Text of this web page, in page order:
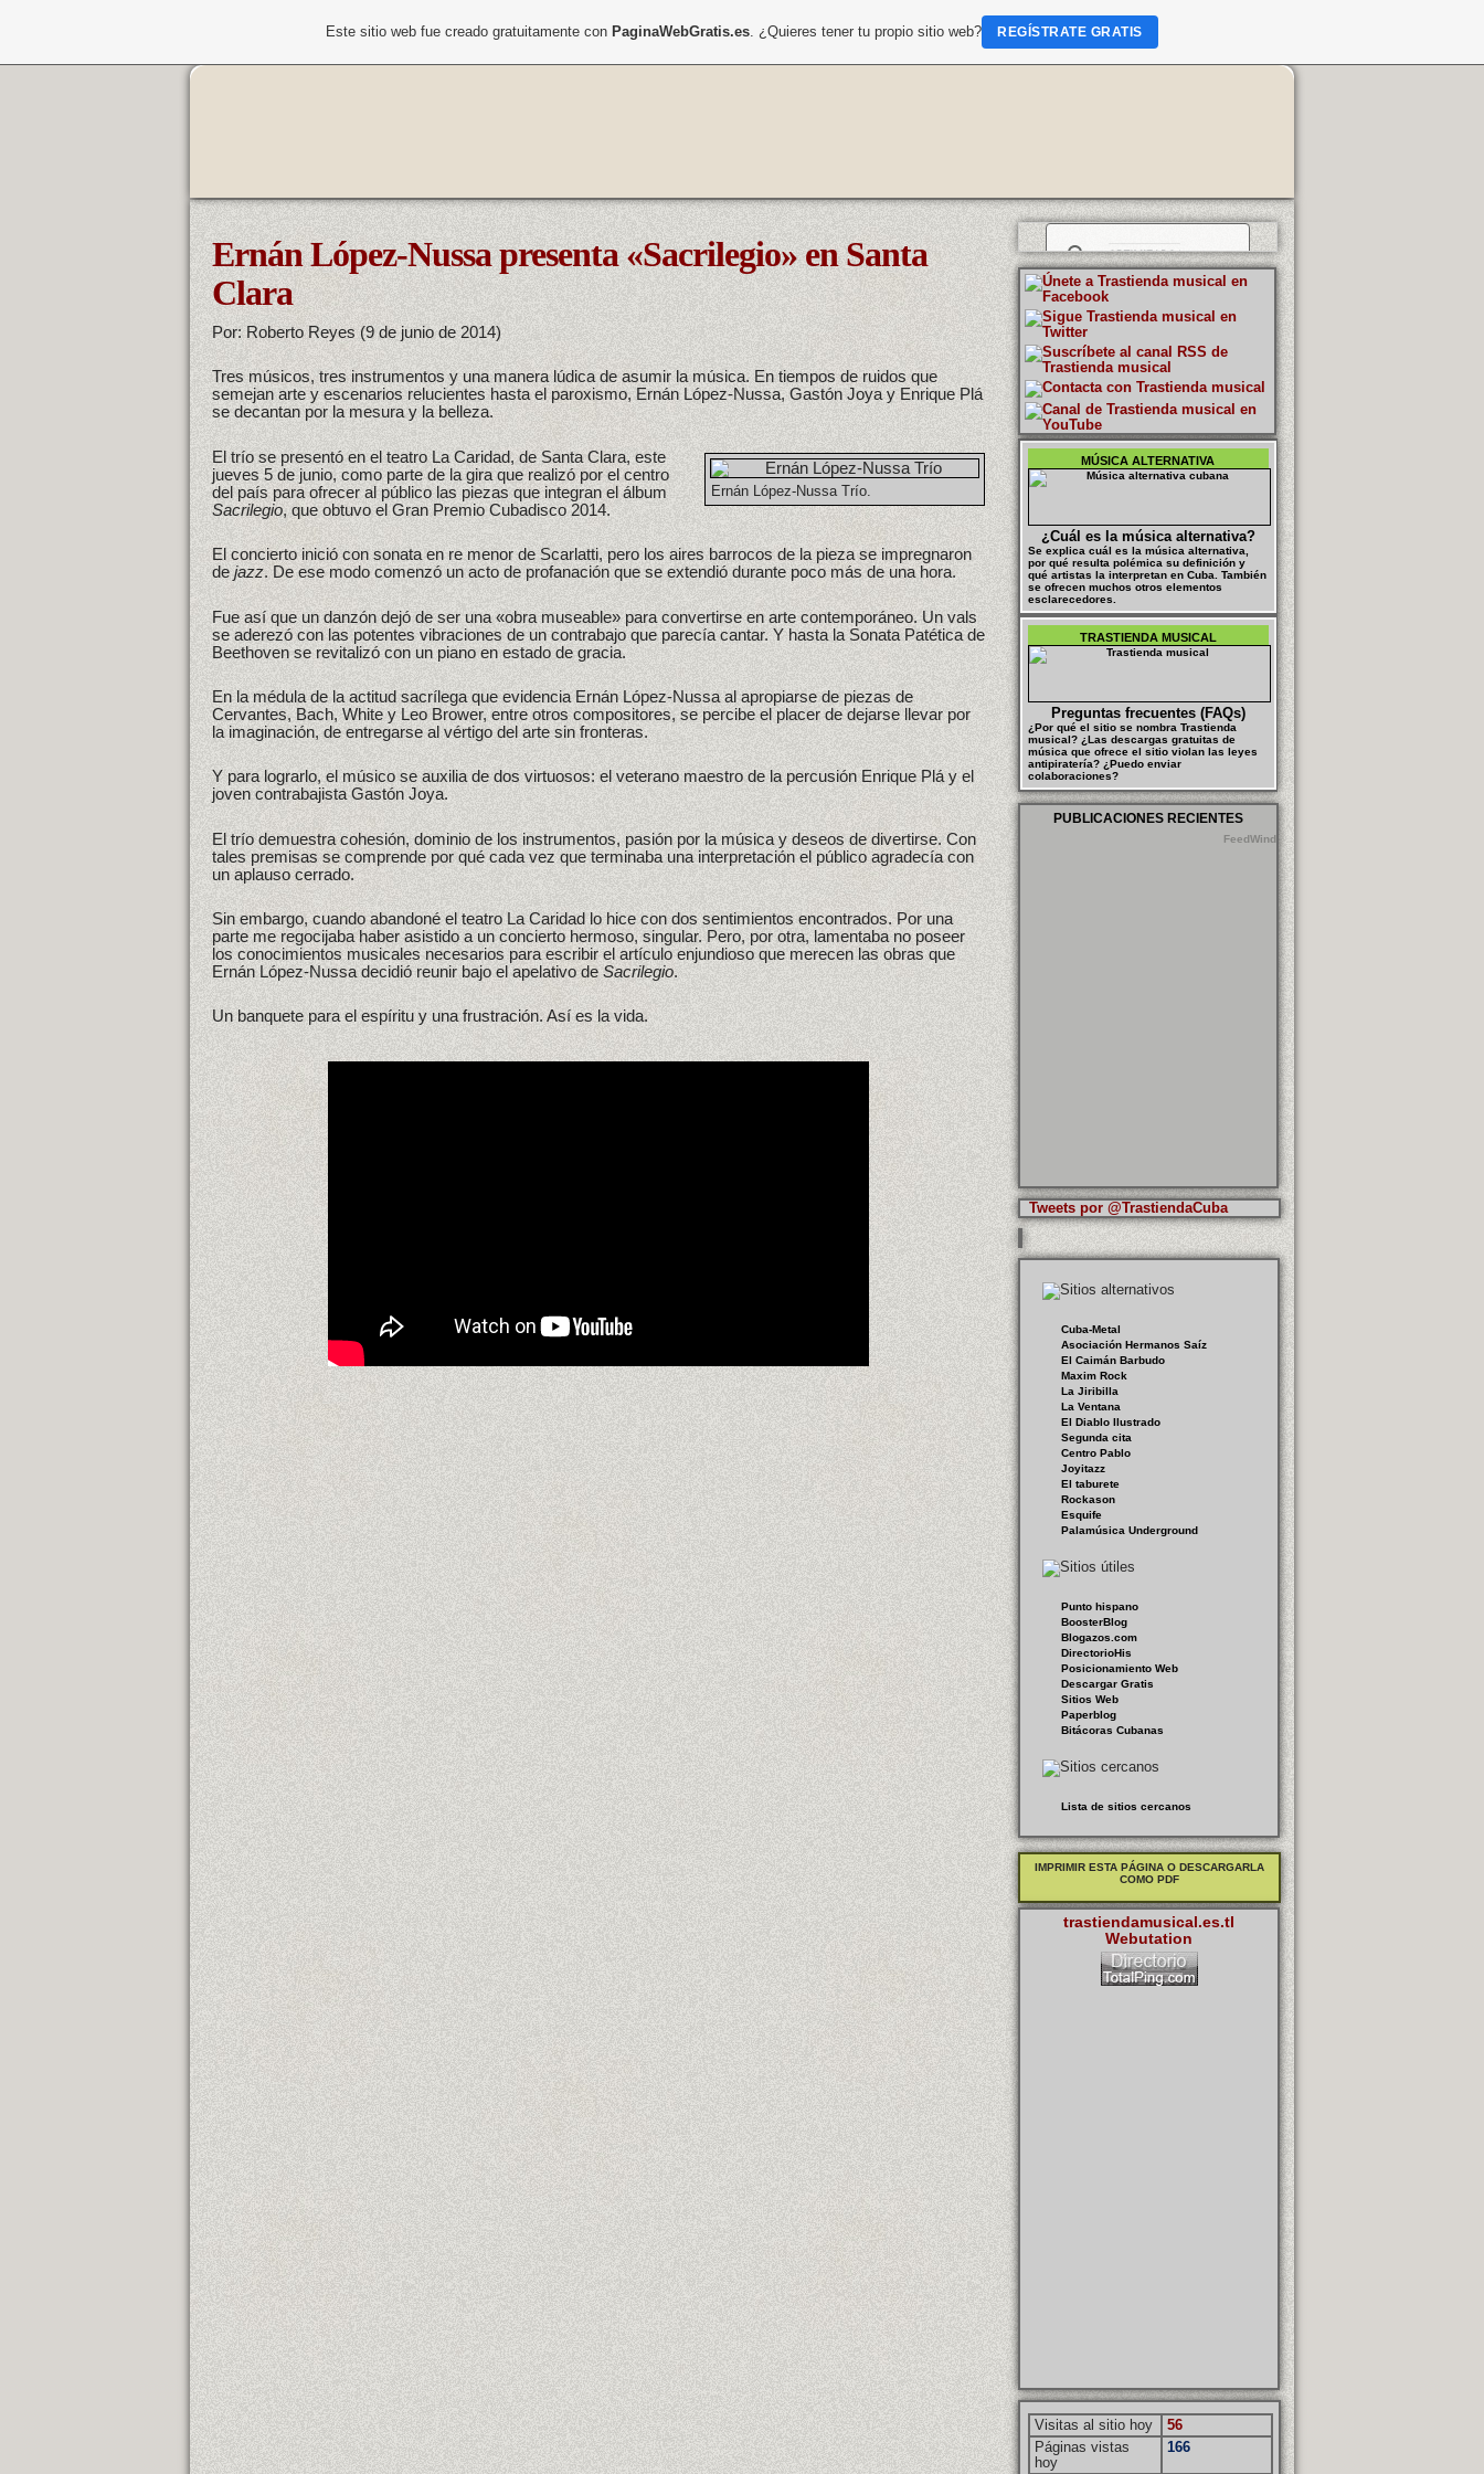
Ernán López-Nussa presenta «Sacrilegio» en Santa
Clara
Por: Roberto Reyes (9 de junio de 2014)
Tres músicos, tres instrumentos y una manera lúdica de asumir la música. En tiempos de ruidos que
semejan arte y escenarios relucientes hasta el paroxismo, Ernán López-Nussa, Gastón Joya y Enrique Plá
se decantan por la mesura y la belleza.
Ernán López-Nussa Trío.
El trío se presentó en el teatro La Caridad, de Santa Clara, este
jueves 5 de junio, como parte de la gira que realizó por el centro
del país para ofrecer al público las piezas que integran el álbum
Sacrilegio, que obtuvo el Gran Premio Cubadisco 2014.
El concierto inició con sonata en re menor de Scarlatti, pero los aires barrocos de la pieza se impregnaron
dejazz. De ese modo comenzó un acto de profanación que se extendió durante poco más de una hora.
Fue así que un danzón dejó de ser una «obra museable» para convertirse en arte contemporáneo. Un vals
se aderezó con las potentes vibraciones de un contrabajo que parecía cantar. Y hasta la Sonata Patética de
Beethoven se revitalizó con un piano en estado de gracia.
En la médula de la actitud sacrílega que evidencia Ernán López-Nussa al apropiarse de piezas de
Cervantes, Bach, White y Leo Brower, entre otros compositores, se percibe el placer de dejarse llevar por
la imaginación, de entregarse al vértigo del arte sin fronteras.
Y para lograrlo, el músico se auxilia de dos virtuosos: el veterano maestro de la percusión Enrique Plá y el
joven contrabajista Gastón Joya.
El trío demuestra cohesión, dominio de los instrumentos, pasión por la música y deseos de divertirse. Con
tales premisas se comprende por qué cada vez que terminaba una interpretación el público agradecía con
un aplauso cerrado.
Sin embargo, cuando abandoné el teatro La Caridad lo hice con dos sentimientos encontrados. Por una
parte me regocijaba haber asistido a un concierto hermoso, singular. Pero, por otra, lamentaba no poseer
los conocimientos musicales necesarios para escribir el artículo enjundioso que merecen las obras que
Ernán López-Nussa decidió reunir bajo el apelativo deSacrilegio.
Un banquete para el espíritu y una frustración. Así es la vida.
MÚSICA ALTERNATIVA
¿Cuál es la música alternativa?
Se explica cuál es la música alternativa,
por qué resulta polémica su definición y
qué artistas la interpretan en Cuba. También
se ofrecen muchos otros elementos
esclarecedores.
TRASTIENDA MUSICAL
Preguntas frecuentes (FAQs)
¿Por qué el sitio se nombra Trastienda
musical? ¿Las descargas gratuitas de
música que ofrece el sitio violan las leyes
antipiratería? ¿Puedo enviar
colaboraciones?
PUBLICACIONES RECIENTES
FeedWind
Tweets por @TrastiendaCuba
Cuba-Metal
Asociación Hermanos Saíz
El Caimán Barbudo
Maxim Rock
La Jiribilla
La Ventana
El Diablo Ilustrado
Segunda cita
Centro Pablo
Joyitazz
El taburete
Rockason
Esquife
Palamúsica Underground
Punto hispano
BoosterBlog
Blogazos.com
DirectorioHis
Posicionamiento Web
Descargar Gratis
Sitios Web
Paperblog
Bitácoras Cubanas
Lista de sitios cercanos
IMPRIMIR ESTA PÁGINA O DESCARGARLA
COMO PDF
trastiendamusical.es.tl
Webutation
Visitas al sitio hoy
56
Páginas vistas
hoy
166
Este sitio web fue creado gratuitamente con PaginaWebGratis.es. ¿Quieres tener tu propio sitio web? REGÍSTRATE GRATIS